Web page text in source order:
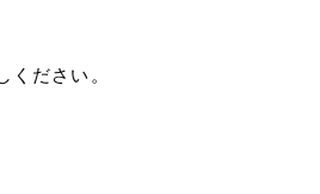
ください。